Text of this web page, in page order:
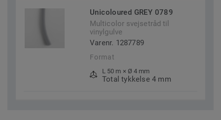
Unicoloured GREY 0789
Multicolor svejsetråd til
vinylgulve
Varenr. 1287789
Format
L 50 m × Ø 4 mm
Total tykkelse 4 mm